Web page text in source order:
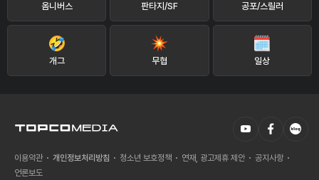
옴니버스 판타지/SF 공포/스릴러
개그 무협 일상
이용약관 개인정보처리방침 청소년 보호정책 연재, 광고제휴 제안
공지사항
언론보도